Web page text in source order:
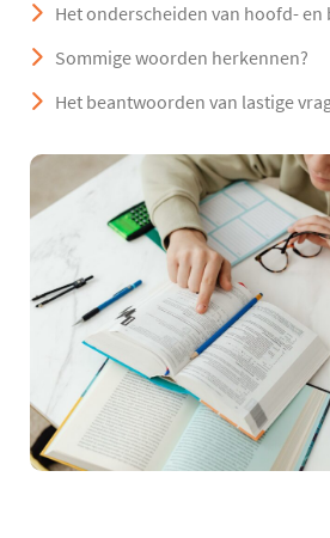
Het onderscheiden van hoofd- en
Sommige woorden herkennen?
Het beantwoorden van lastige